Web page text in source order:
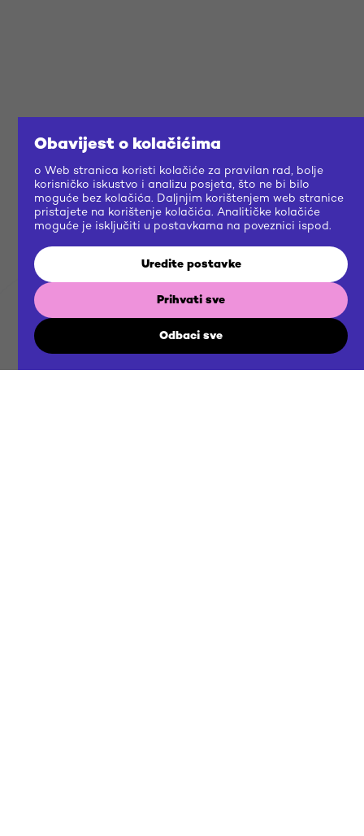
BRIEF
Obavijest o kolačićima
o Web stranica koristi kolačiće za pravilan rad, bolje
korisničko iskustvo i analizu posjeta, što ne bi bilo
moguće bez kolačića. Daljnjim korištenjem web stranice
pristajete na korištenje kolačića. Analitičke kolačiće
moguće je isključiti u postavkama na poveznici ispod.
Uredite postavke
Prihvati sve
Odbaci sve